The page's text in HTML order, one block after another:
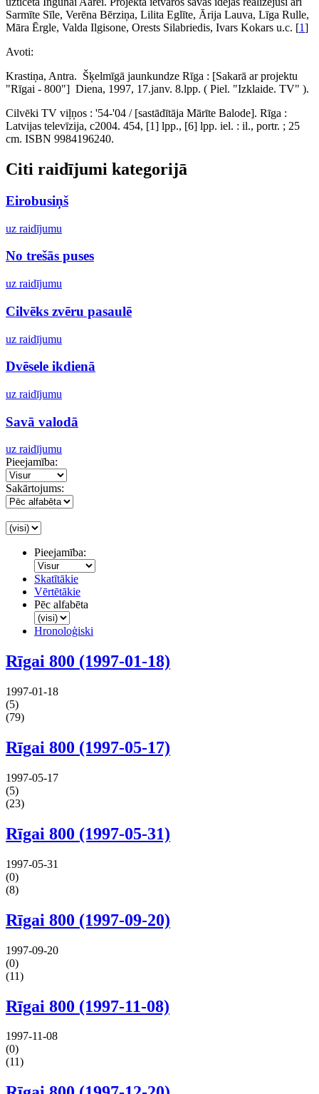
Sarmīte Sīle, Verēna Bērziņa, Lilita Eglīte, Ārija Lauva, Līga Rulle,
Māra Ērgle, Valda Ilgisone, Orests Silabriedis, Ivars Kokars u.c. [1]
Avoti:
Krastiņa, Antra. Šķelmīgā jaunkundze Rīga : [Sakarā ar projektu
"Rīgai - 800"] Diena, 1997, 17.janv. 8.lpp. ( Piel. "Izklaide. TV" ).
Cilvēki TV viļņos : '54-'04 / [sastādītāja Mārīte Balode]. Rīga :
Latvijas televīzija, c2004. 454, [1] lpp., [6] lpp. iel. : il., portr. ; 25
cm. ISBN 9984196240.
Citi raidījumi kategorijā
Eirobusiņš
uz raidījumu
No trešās puses
uz raidījumu
Cilvēks zvēru pasaulē
uz raidījumu
Dvēsele ikdienā
uz raidījumu
Savā valodā
uz raidījumu
Pieejamība:
Sakārtojums:
Pieejamība:
Skatītākie
Vērtētākie
Pēc alfabēta
Hronoloģiski
Rīgai 800 (1997-01-18)
1997-01-18
(5)
(79)
Rīgai 800 (1997-05-17)
1997-05-17
(5)
(23)
Rīgai 800 (1997-05-31)
1997-05-31
(0)
(8)
Rīgai 800 (1997-09-20)
1997-09-20
(0)
(11)
Rīgai 800 (1997-11-08)
1997-11-08
(0)
(11)